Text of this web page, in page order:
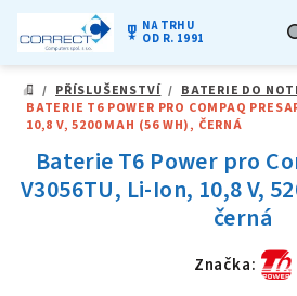
obsah
military_tech NA TRHU
OD R. 1991
DOMŮ
/ PŘÍSLUŠENSTVÍ / BATERIE DO
BATERIE T6 POWER PRO COMPAQ
10,8 V, 5200 MAH (56 WH), ČERNÁ
Baterie T6 Power pro
V3056TU, Li-Ion, 10,8 V,
černá
Značka: